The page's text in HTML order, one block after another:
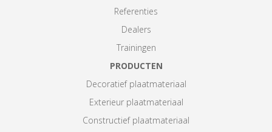
Referenties
Dealers
Trainingen
PRODUCTEN
Decoratief plaatmateriaal
Exterieur plaatmateriaal
Constructief plaatmateriaal